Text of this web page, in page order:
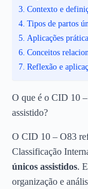
Contexto e
Tipos de partos
Aplicações
Conceitos
Reflexão e
O que é o CID 10
assistido?
O CID 10 – O83
Classificação
únicos assistidos.
organização e